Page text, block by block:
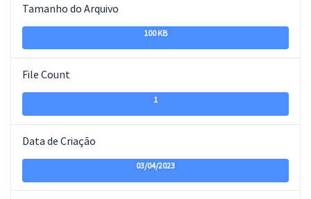
Tamanho do Arquivo
100 KB
File Count
1
Data de Criação
03/04/2023